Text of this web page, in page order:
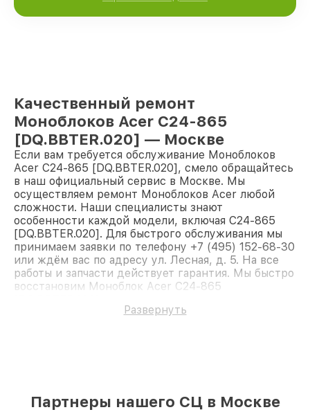
Качественный ремонт
Моноблоков Acer C24-865
[DQ.BBTER.020] — Москве
Если вам требуется обслуживание Моноблоков
Acer C24-865 [DQ.BBTER.020], смело обращайтесь
в наш официальный сервис в Москве. Мы
осуществляем ремонт Моноблоков Acer любой
сложности. Наши специалисты знают
особенности каждой модели, включая C24-865
[DQ.BBTER.020]. Для быстрого обслуживания мы
принимаем заявки по телефону +7 (495) 152-68-30
или ждём вас по адресу ул. Лесная, д. 5. На все
работы и запчасти действует гарантия. Мы быстро
восстановим Моноблок Acer C24-865
Развернуть
Партнеры нашего СЦ в Москве